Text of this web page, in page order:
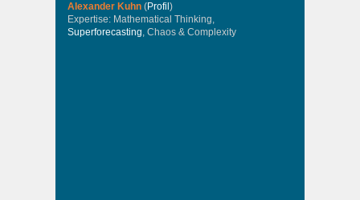
Alexander Kuhn (Profil )
Expertise: Mathematical Thinking,
Superforecasting, Chaos & Complexity